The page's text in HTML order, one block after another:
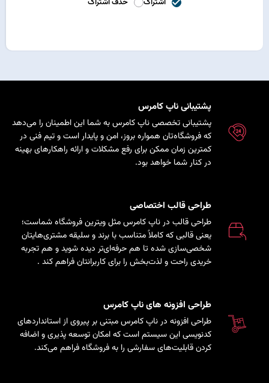
پشتیبانی ناپ کامرس
پشتیبانی تخصصی ناپ کامرس به شما این اطمینان را می‌دهد
که فروشگاه‌تان همواره بروز، امن و پایدار است و تیم فنی در
کمترین زمان ممکن برای رفع مشکلات و ارائه راهکارهای بهینه
در کنار شما خواهد بود.
طراحی قالب اختصاصی
طراحی قالب در ناپ کامرس مثل ویترین فروشگاه شماست؛
یعنی قالبی که کاملاً متناسب با برند و سلیقه مشتری‌هایتان
شخصی‌سازی شده تا هم حرفه‌ای‌تر دیده شوید و هم تجربه
خریدی راحت و لذت‌بخش را برای کاربرانتان فراهم کند .
طراحی افزونه های ناپ کامرس
طراحی افزونه در ناپ کامرس مبتنی بر پیروی از استانداردهای
کدنویسی این سیستم است که امکان توسعه پذیری و اضافه
کردن قابلیت‌های سفارشی را به فروشگاه فراهم می‌کند.